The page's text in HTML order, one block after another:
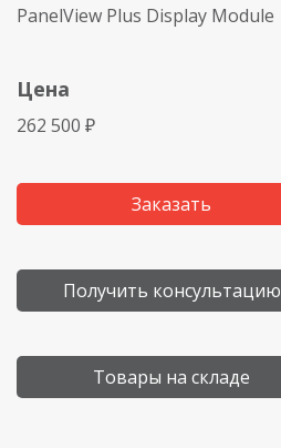
PanelView Plus Display Module
Цена
262 500 ₽
Заказать
Получить консультацию
Товары на складе